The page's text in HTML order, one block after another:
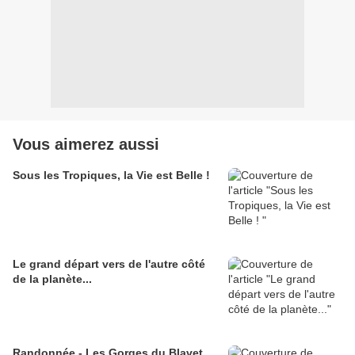
Vous aimerez aussi
Sous les Tropiques, la Vie est Belle !
Le grand départ vers de l'autre côté
de la planète...